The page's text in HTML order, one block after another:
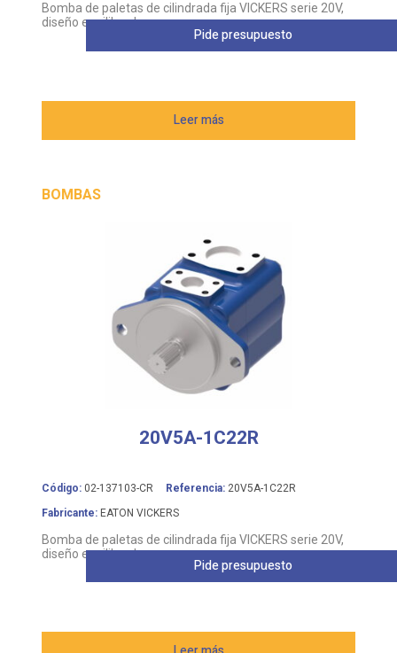
Bomba de paletas de cilindrada fija VICKERS serie 20V,
diseño equilibrado
Leer más
Pide presupuesto
BOMBAS
20V5A-1C22R
Código: 02-137103-CR Referencia: 20V5A-1C22R
Fabricante: EATON VICKERS
Bomba de paletas de cilindrada fija VICKERS serie 20V,
diseño equilibrado
Pide presupuesto